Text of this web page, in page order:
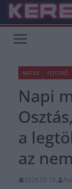
Skip
content
MATEK FEJTÖRŐ
Napi
a
az
2026.05.10.